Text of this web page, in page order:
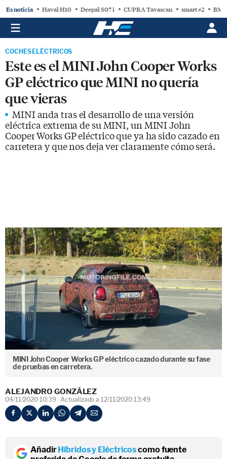
Es noticia Haval H10 Deepal S07 i CUPRA Tavascan smart #2
COCHES ELÉCTRICOS
Este es el MINI John Cooper Works
GP eléctrico que MINI no quería
que vieras
MINI anda tras el desarrollo de una versión
eléctrica extrema de su MINI, un MINI John
Cooper Works GP eléctrico que ya ha sido cazado en
carretera y que nos deja ver claramente cómo será.
MINI John Cooper Works GP eléctrico cazado durante su fase
de pruebas en carretera.
ALEJANDRO GONZÁLEZ
04/11/2020 10:39 Actualizado a 12/11/2020 13:49
AñadirHíbridos y Eléctricoscomo fuente